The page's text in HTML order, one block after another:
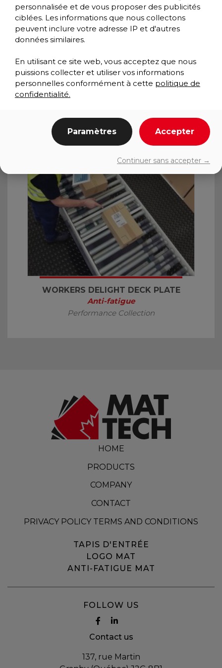
WORKERS DELIGHT DECK PLATE
Anti-fatigue
Performance Collection
HOME
PRODUCTS
COMPANY
CONTACT
PRIVACY POLICY TERMS AND CONDITIONS
TAPIS D'ENTRÉE
LOGO MAT
ANTI-FATIGUE MAT
FOLLOW US
Contact us
137, rue Martin
personnalisée et de vous proposer des publicités
ciblées. Les informations que nous collectons
peuvent inclure votre adresse IP et d'autres
données similaires.
En utilisant ce site web, vous acceptez que nous
puissions collecter et utiliser vos informations
personnelles conformément à cette politique de
confidentialité.
Paramètres Accepter
Continuer sans accepter →